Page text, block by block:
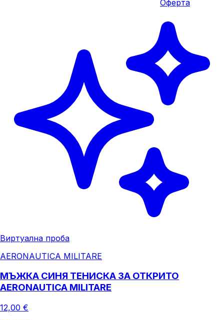
Оферта
Виртуална проба
AERONAUTICA MILITARE
МЪЖКА СИНЯ ТЕНИСКА ЗА ОТКРИТО
AERONAUTICA MILITARE
12,00 €